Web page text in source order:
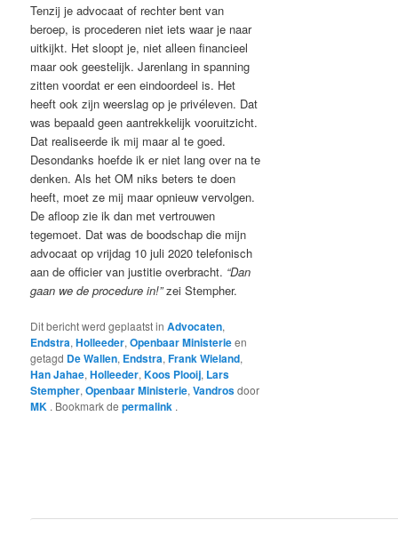
Tenzij je advocaat of rechter bent van
beroep, is procederen niet iets waar je naar
uitkijkt. Het sloopt je, niet alleen financieel
maar ook geestelijk. Jarenlang in spanning
zitten voordat er een eindoordeel is. Het
heeft ook zijn weerslag op je privéleven. Dat
was bepaald geen aantrekkelijk vooruitzicht.
Dat realiseerde ik mij maar al te goed.
Desondanks hoefde ik er niet lang over na te
denken. Als het OM niks beters te doen
heeft, moet ze mij maar opnieuw vervolgen.
De afloop zie ik dan met vertrouwen
tegemoet. Dat was de boodschap die mijn
advocaat op vrijdag 10 juli 2020 telefonisch
aan de officier van justitie overbracht. “Dan
gaan we de procedure in!”zei Stempher.
Dit bericht werd geplaatst inAdvocaten,
Endstra,Holleeder,Openbaar Ministerieen
getagd De Wallen, Endstra,Frank Wieland,
Han Jahae,Holleeder,Koos Plooij, Lars
Stempher,Openbaar Ministerie,Vandrosdoor
MK . Bookmark depermalink .